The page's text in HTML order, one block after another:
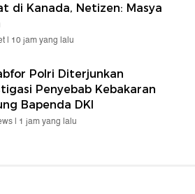
di Kanada, Netizen: Masya
| 10 jam yang lalu
Polri Diterjunkan
Penyebab Kebakaran
Bapenda DKI
| 1 jam yang lalu